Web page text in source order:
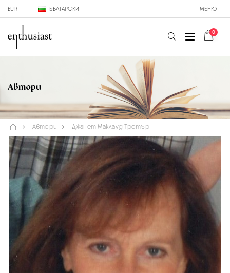
EUR БЪЛГАРСКИ МЕНЮ
0
Автори
Автори Джанет Маклауд Тротър